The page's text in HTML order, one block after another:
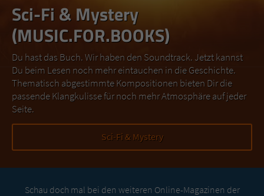
Sci-Fi & Mystery
(MUSIC.FOR.BOOKS)
Du hast das Buch. Wir haben den Soundtrack. Jetzt kannst
Du beim Lesen noch mehr eintauchen in die Geschichte.
Thematisch abgestimmte Kompositionen bieten Dir die
passende Klangkulisse für noch mehr Atmosphäre auf jeder
Seite.
Sci-Fi & Mystery
Schau doch mal bei den weiteren Online-Magazinen der